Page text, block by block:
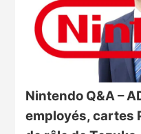
Nintendo Q&A –
employés, cartes